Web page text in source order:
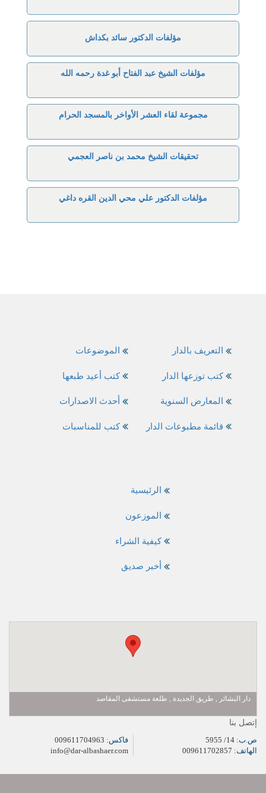
مؤلفات الدكتور سائد بكداش
مؤلفات الشيخ عبد الفتاح أبو غدة رحمه الله
مجموعة لقاء العشر الأواخر بالمسجد الحرام
تحقيقات الشيخ محمد بن ناصر العجمي
مؤلفات الدكتور علي محي الدين القره داغي
الموضوعات
كتب أعيد طبعها
أحدث الاصدارات
كتب للمناسبات
التعريف بالدار
كتب توزعها الدار
المعارض السنوية
قائمة مطبوعات الدار
الرئيسية
الموزعون
كيفية الشراء
أخبر صديق
دار البشائر , طريق الجديدة , طلعة مستشفى المقاصد
إتصل بنا
ص.ب:
الهاتف:
فاكس:
info@dar-albashaer.com